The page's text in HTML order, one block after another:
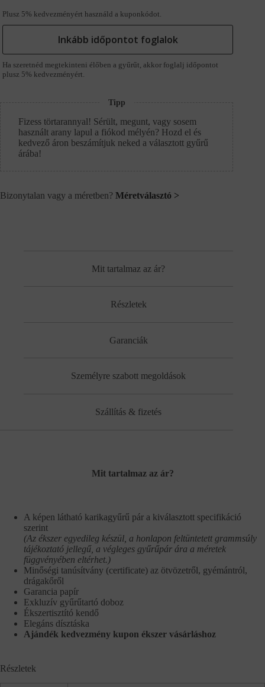
Plusz 5% kedvezményért használd a kuponkódot.
Inkább időpontot foglalok
Ha szeretnéd megtekinteni élőben a gyűrűt, akkor foglalj időpontot
plusz 5% kedvezményért.
Tipp
Fizess törtarannyal! Sérült, megunt, vagy sosem
használt arany lapul a fiókod mélyén? Hozd el és
kedvező áron beszámítjuk neked a választott gyűrű
árába!
Bizonytalan vagy a méretben? Méretválasztó >
Mit tartalmaz az ár?
Részletek
Garanciák
Személyre szabott megoldások
Szállítás & fizetés
Mit tartalmaz az ár?
A képen látható karikagyűrű pár a kiválasztott specifikáció
szerint
(Az ékszer egyedileg készül, a honlapon feltüntetett grammsúly
tájékoztató jellegű, a végleges gyűrűpár ára a méretek
függvényében eltérhet.)
Minőségi tanúsítvány (certificate) az ötvözetről, gyémántról,
drágakőről
Garancia papír
Exkluzív gyűrűtartó doboz
Ékszertisztító kendő
Elegáns dísztáska
Ajándék kedvezmény kupon ékszer vásárláshoz
Részletek